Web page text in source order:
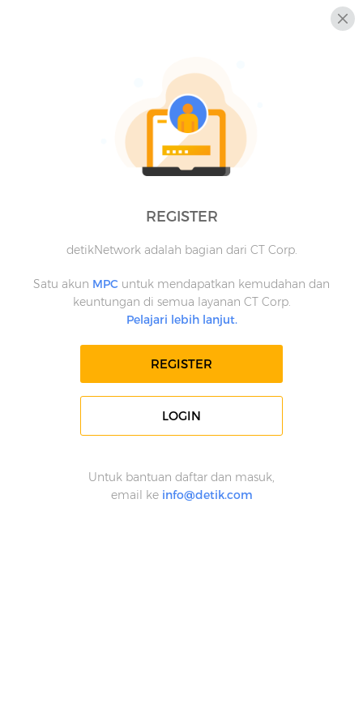
REGISTER
detikNetwork adalah bagian dari CT Corp.
Satu akun MPC untuk mendapatkan kemudahan dan
keuntungan di semua layanan CT Corp.
Pelajari lebih lanjut.
REGISTER
LOGIN
Untuk bantuan daftar dan masuk,
email ke info@detik.com